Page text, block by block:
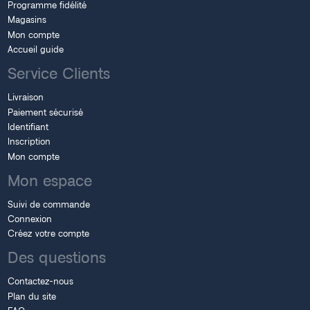
Programme fidélité
Magasins
Mon compte
Accueil guide
Service Clients
Livraison
Paiement sécurisé
Identifiant
Inscription
Mon compte
Mon espace
Suivi de commande
Connexion
Créez votre compte
Des questions
Contactez-nous
Plan du site